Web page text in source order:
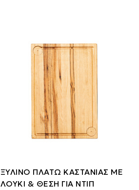
ΞΥΛΙΝΟ ΠΛΑΤΩ ΚΑΣΤΑΝΙΑΣ ΜΕ
ΛΟΥΚΙ & ΘΕΣΗ ΓΙΑ ΝΤΙΠ